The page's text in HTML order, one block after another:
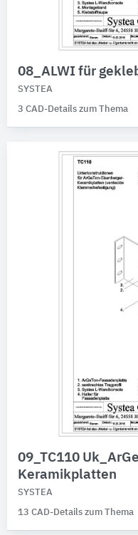
08_ALWI für
SYSTEA
3 CAD-Details zum Thema
09_TC110
Keramikplatten
SYSTEA
13 CAD-Details zum Thema